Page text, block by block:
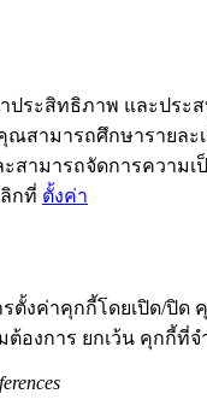
ประสิทธิภาพ และประ
สามารถศึกษารายละ
ะสามารถจัดการความเ
กที่ ตั้งค่า
ตั้งค่าคุกกี้โดยเปิด/ปิด
องการ ยกเว้น คุกกี้ที่จ